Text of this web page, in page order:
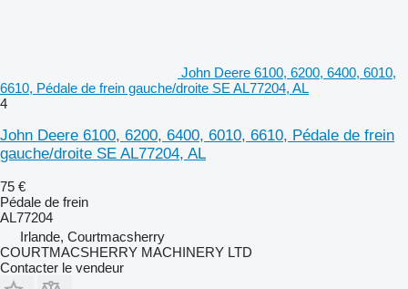
John Deere 6100, 6200, 6400, 6010,
6610, Pédale de frein gauche/droite SE AL77204, AL
4
John Deere 6100, 6200, 6400, 6010, 6610, Pédale de frein
gauche/droite SE AL77204, AL
75 €
Pédale de frein
AL77204
Irlande, Courtmacsherry
COURTMACSHERRY MACHINERY LTD
Contacter le vendeur